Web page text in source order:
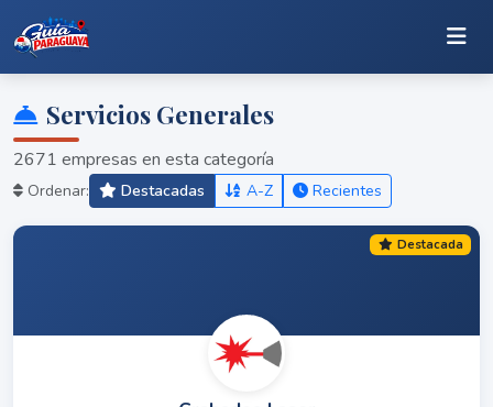
Servicios Generales
2671 empresas en esta categoría
Ordenar: Destacadas A-Z Recientes
Destacada